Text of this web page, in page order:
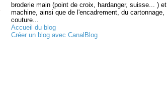
broderie main (point de croix, hardanger, suisse... ) et
machine, ainsi que de l'encadrement, du cartonnage,
couture...
Accueil du blog
Créer un blog avec CanalBlog